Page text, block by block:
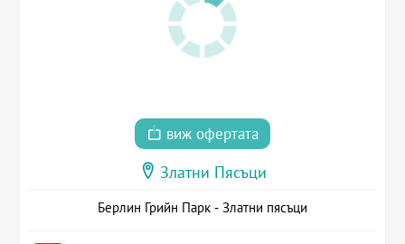
виж офертата
Златни Пясъци
Берлин Грийн Парк - Златни пясъци